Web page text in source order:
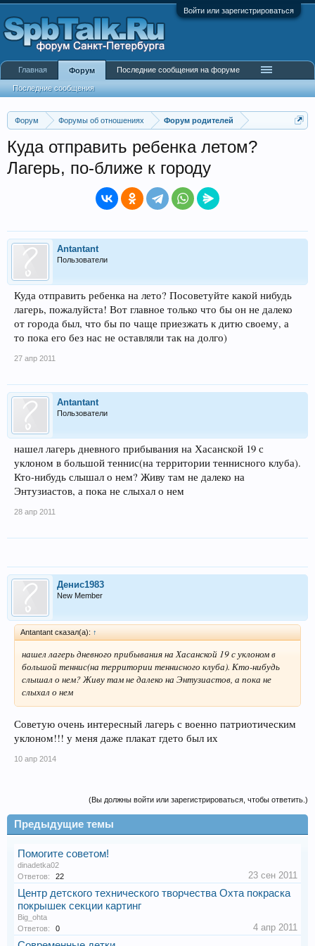
Войти или зарегистрироваться
Форум Форумы об отношениях Форум родителей
Куда отправить ребенка летом?
Лагерь, по-ближе к городу
Antantant
Пользователи
Куда отправить ребенка на лето? Посоветуйте какой нибудь
лагерь, пожалуйста! Вот главное только что бы он не далеко
от города был, что бы по чаще приезжать к дитю своему, а
то пока его без нас не оставляли так на долго)
27 апр 2011
Antantant
Пользователи
нашел лагерь дневного прибывания на Хасанской 19 с
уклоном в большой теннис(на территории теннисного клуба).
Кто-нибудь слышал о нем? Живу там не далеко на
Энтузиастов, а пока не слыхал о нем
28 апр 2011
Денис1983
New Member
Antantant сказал(а): ↑
нашел лагерь дневного прибывания на Хасанской 19 с уклоном в
большой теннис(на территории теннисного клуба). Кто-нибудь
слышал о нем? Живу там не далеко на Энтузиастов, а пока не
слыхал о нем
Советую очень интересный лагерь с военно патриотическим
уклоном!!! у меня даже плакат гдето был их
10 апр 2014
(Вы должны войти или зарегистрироваться, чтобы ответить.)
Предыдущие темы
Помогите советом!
dinadetka02
Ответов:
22 23 сен 2011
Центр детского технического творчества Охта покраска
покрышек секции картинг
Big_ohta
Ответов:
0 4 апр 2011
Главная Форум
Последние сообщения
Последние сообщения на форуме